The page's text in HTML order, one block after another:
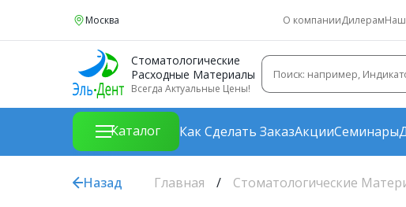
Москва О компанииДилерам
Стоматологические
Расходные Материалы
Всегда Актуальные Цены!
Каталог Как Сделать ЗаказАкцииСеминары
Назад Главная Стоматологические